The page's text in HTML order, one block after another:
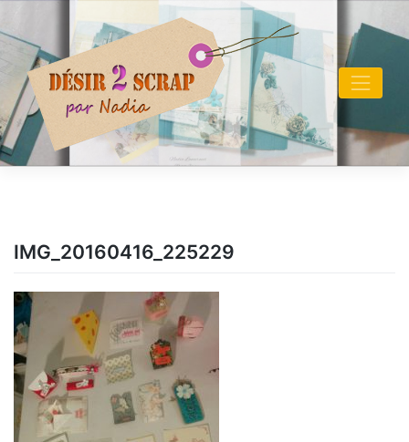
content
IMG_20160416_225229